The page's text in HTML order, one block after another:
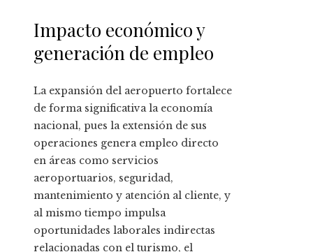
Impacto económico y
generación de empleo
La expansión del aeropuerto fortalece
de forma significativa la economía
nacional, pues la extensión de sus
operaciones genera empleo directo
en áreas como servicios
aeroportuarios, seguridad,
mantenimiento y atención al cliente, y
al mismo tiempo impulsa
oportunidades laborales indirectas
relacionadas con el turismo, el